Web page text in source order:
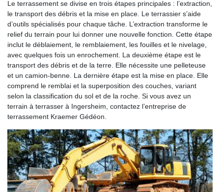
Le terrassement se divise en trois étapes principales : l’extraction,
le transport des débris et la mise en place. Le terrassier s’aide
d’outils spécialisés pour chaque tâche. L’extraction transforme le
relief du terrain pour lui donner une nouvelle fonction. Cette étape
inclut le déblaiement, le remblaiement, les fouilles et le nivelage,
avec quelques fois un enrochement. La deuxième étape est le
transport des débris et de la terre. Elle nécessite une pelleteuse
et un camion-benne. La dernière étape est la mise en place. Elle
comprend le remblai et la superposition des couches, variant
selon la classification du sol et de la roche. Si vous avez un
terrain à terrasser à Ingersheim, contactez l’entreprise de
terrassement Kraemer Gédéon.